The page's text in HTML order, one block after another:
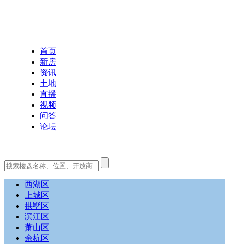
首页
新房
资讯
土地
直播
视频
问答
论坛
西湖区
上城区
拱墅区
滨江区
萧山区
余杭区